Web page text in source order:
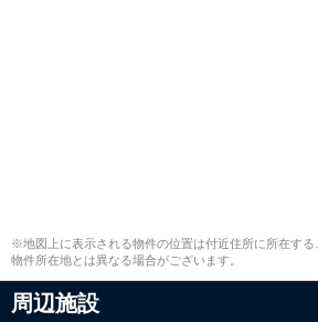
※地図上に表示される物件の位置は付近住所に所在す
物件所在地とは異なる場合がございます。
周辺施設